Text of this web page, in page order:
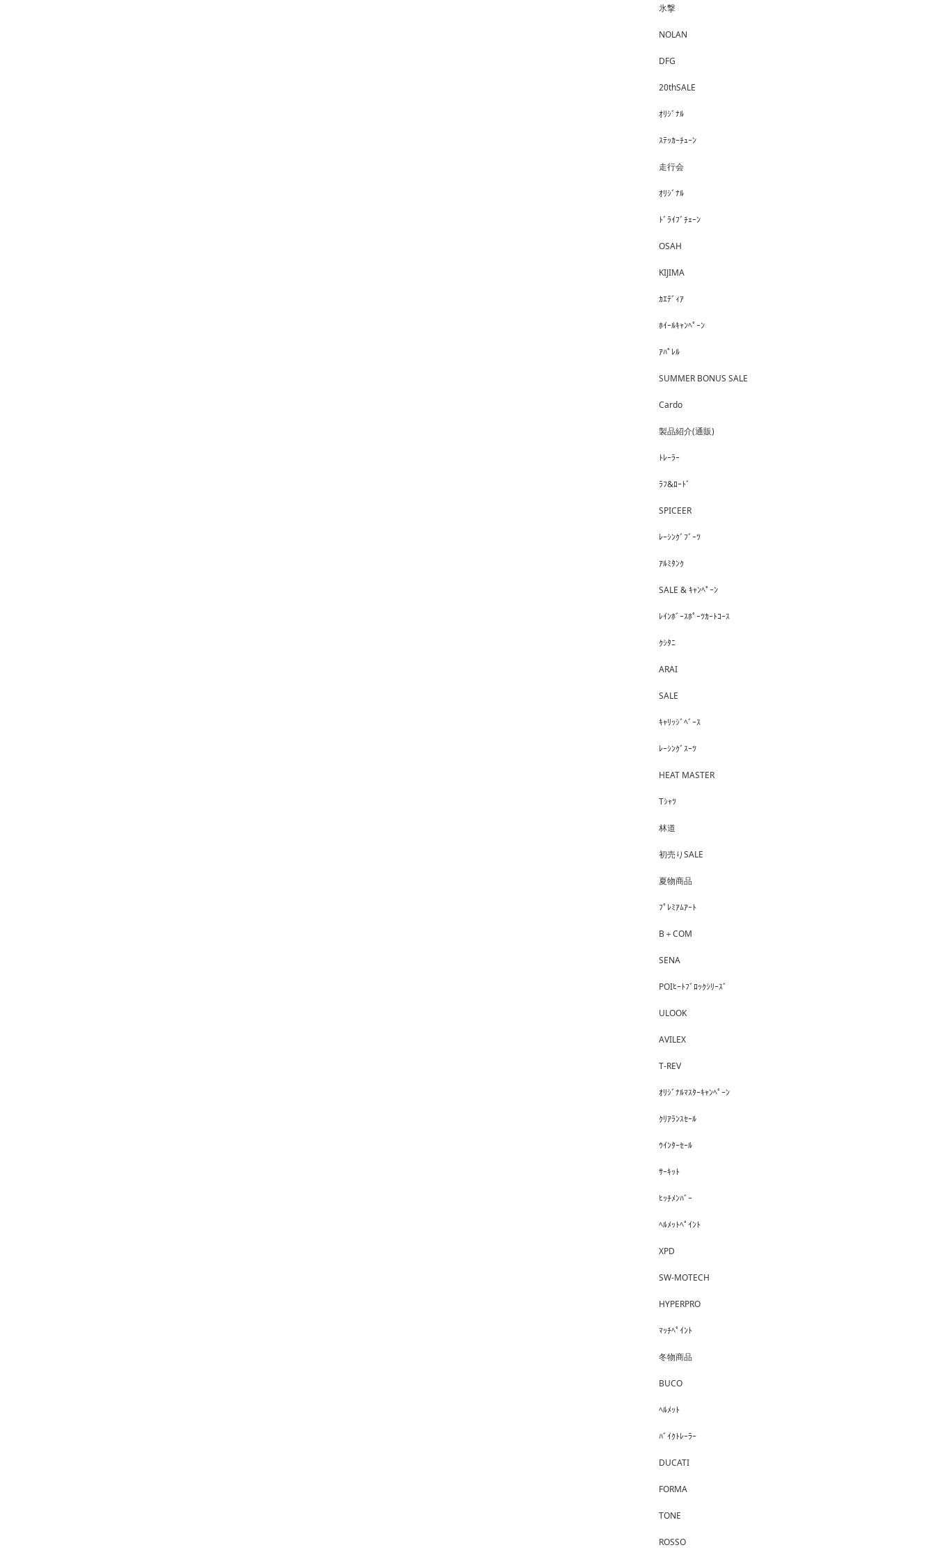
氷撃
NOLAN
DFG
20thSALE
ｵﾘｼﾞﾅﾙ
ｽﾃｯｶｰﾁｭｰﾝ
走行会
ｵﾘｼﾞﾅﾙ
ﾄﾞﾗｲﾌﾞﾁｪｰﾝ
OSAH
KIJIMA
ｶｴﾃﾞｨｱ
ﾎｲｰﾙｷｬﾝﾍﾟｰﾝ
ｱﾊﾟﾚﾙ
SUMMER BONUS SALE
Cardo
製品紹介(通販)
ﾄﾚｰﾗｰ
ﾗﾌ&ﾛｰﾄﾞ
SPICEER
ﾚｰｼﾝｸﾞﾌﾞｰﾂ
ｱﾙﾐﾀﾝｸ
SALE & ｷｬﾝﾍﾟｰﾝ
ﾚｲﾝﾎﾞｰｽﾎﾟｰﾂｶｰﾄｺｰｽ
ｸｼﾀﾆ
ARAI
SALE
ｷｬﾘｯｼﾞﾍﾞｰｽ
ﾚｰｼﾝｸﾞｽｰﾂ
HEAT MASTER
Tｼｬﾂ
林道
初売りSALE
夏物商品
ﾌﾟﾚﾐｱﾑｱｰﾄ
B＋COM
SENA
POIﾋｰﾄﾌﾞﾛｯｸｼﾘｰｽﾞ
ULOOK
AVILEX
T-REV
ｵﾘｼﾞﾅﾙﾏｽﾀｰｷｬﾝﾍﾟｰﾝ
ｸﾘｱﾗﾝｽｾｰﾙ
ｳｲﾝﾀｰｾｰﾙ
ｻｰｷｯﾄ
ﾋｯﾁﾒﾝﾊﾞｰ
ﾍﾙﾒｯﾄﾍﾟｲﾝﾄ
XPD
SW-MOTECH
HYPERPRO
ﾏｯﾁﾍﾟｲﾝﾄ
冬物商品
BUCO
ﾍﾙﾒｯﾄ
ﾊﾞｲｸﾄﾚｰﾗｰ
DUCATI
FORMA
TONE
ROSSO